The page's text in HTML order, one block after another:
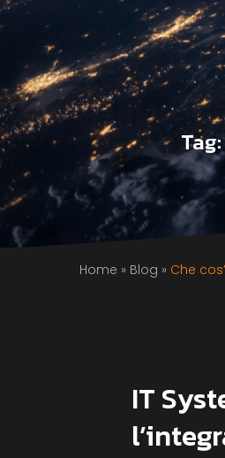
Tag:
Home » Blog » Che
IT